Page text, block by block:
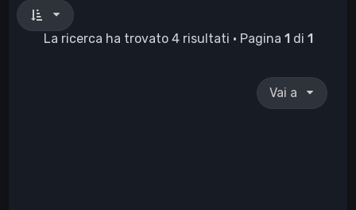
La ricerca ha trovato 4 risultati • Pagina 1 di 1
Vai a